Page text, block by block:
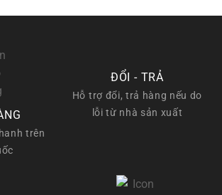
là:
trên
ĐỔI - TRẢ
Hỗ trợ đổi, trả hàng nếu do
lỗi từ nhà sản xuất